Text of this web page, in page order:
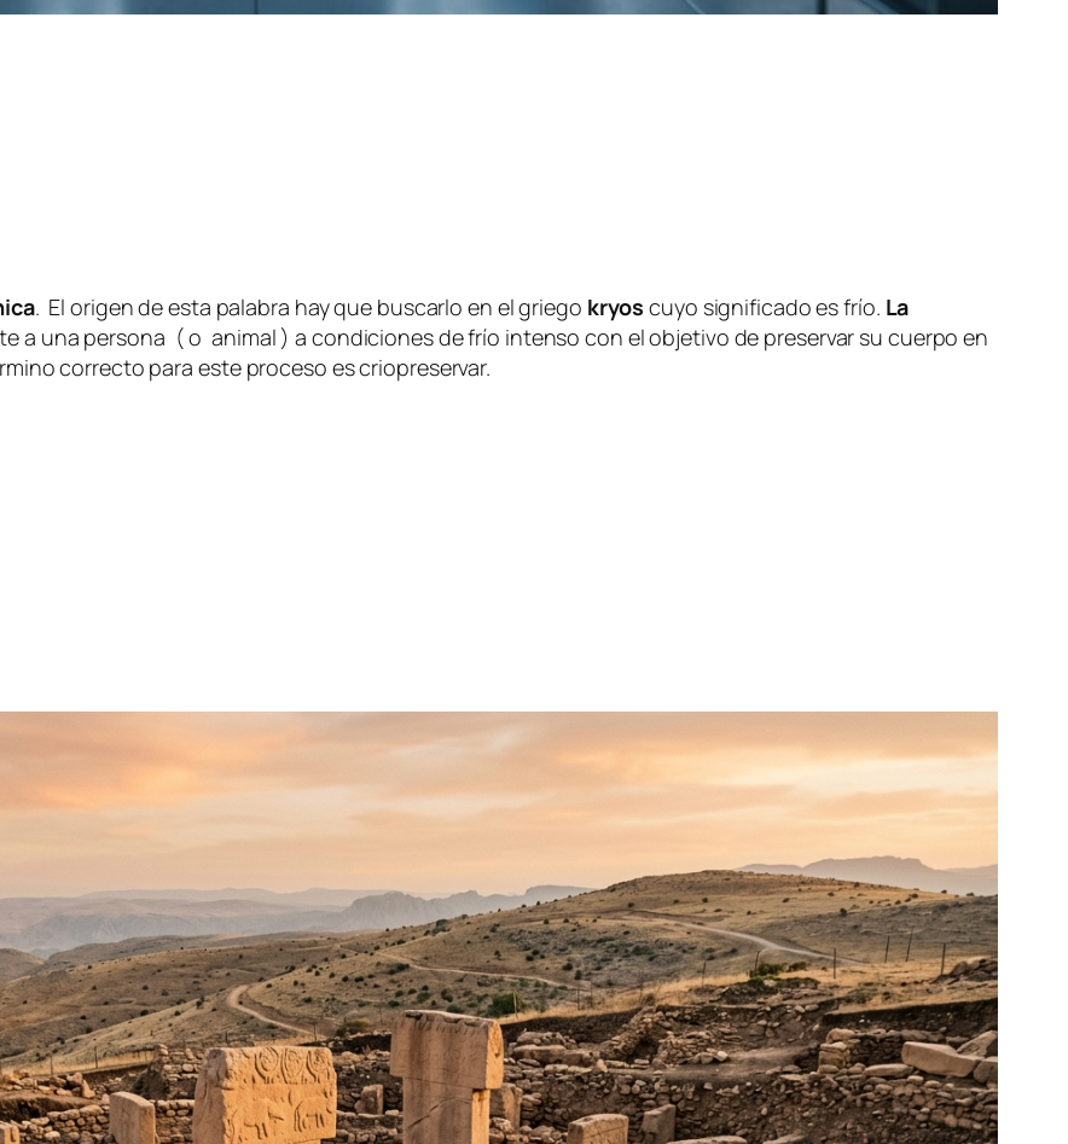
. El origen de esta palabra hay que buscarlo en el griego kryos cuyo significado es frío. La
a una persona ( o animal ) a condiciones de frío intenso con el objetivo de preservar su cuerpo en
correcto para este proceso es criopreservar.